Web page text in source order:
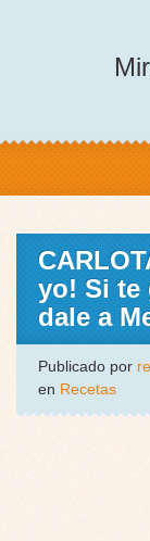
yo! Si te
dale a
Publicado por
en Recetas